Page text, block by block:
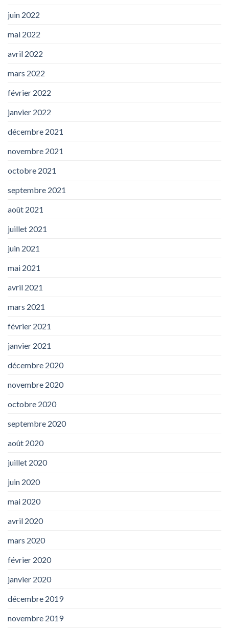
juin 2022
mai 2022
avril 2022
mars 2022
février 2022
janvier 2022
décembre 2021
novembre 2021
octobre 2021
septembre 2021
août 2021
juillet 2021
juin 2021
mai 2021
avril 2021
mars 2021
février 2021
janvier 2021
décembre 2020
novembre 2020
octobre 2020
septembre 2020
août 2020
juillet 2020
juin 2020
mai 2020
avril 2020
mars 2020
février 2020
janvier 2020
décembre 2019
novembre 2019